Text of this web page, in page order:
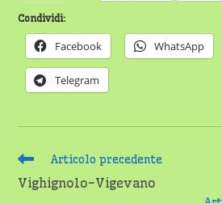
Condividi:
Facebook WhatsApp
Telegram
Leggi
articoli
Articolo precedente
Vighignolo-Vigevano